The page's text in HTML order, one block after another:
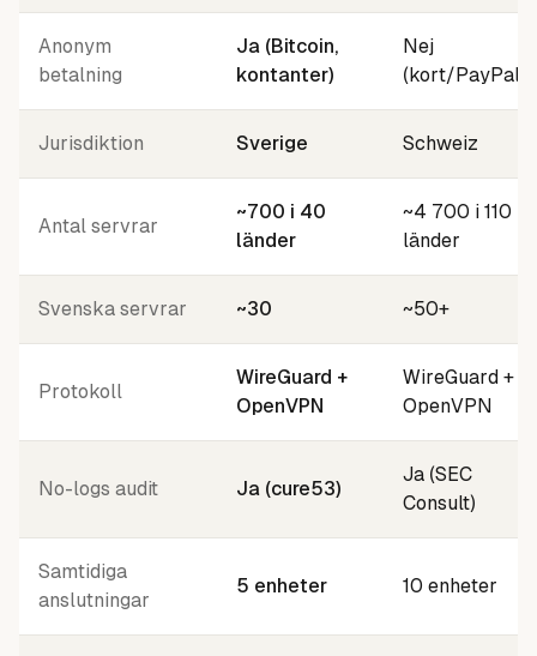
Anonym
betalning
Ja (Bitcoin,
kontanter)
Nej
(kort/PayPal)
Jurisdiktion Sverige Schweiz
Antal servrar
~700 i 40
länder
~4 700 i 110
länder
Svenska servrar ~30 ~50+
Protokoll
WireGuard +
OpenVPN
WireGuard +
OpenVPN
No-logs audit Ja (cure53)
Ja (SEC
Consult)
Samtidiga
anslutningar
5 enheter 10 enheter